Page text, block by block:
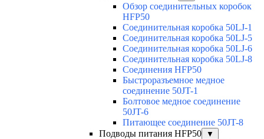
Обзор соединительных коробок
HFP50
Соединительная коробка 50LJ-1
Соединительная коробка 50LJ-5
Соединительная коробка 50LJ-6
Соединительная коробка 50LJ-8
Соединения HFP50
Быстроразъемное медное
соединение 50JT-1
Болтовое медное соединение
50JT-6
Питающее соединение 50JT-8
Подводы питания HFP50
▼